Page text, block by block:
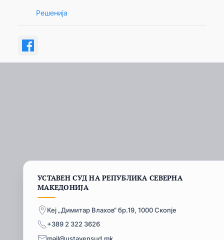
Решенија
УСТАВЕН СУД НА РЕПУБЛИКА СЕВЕРНА
МАКЕДОНИЈА
Кеј „Димитар Влахов“ бр.19, 1000 Скопје
+389 2 322 3626